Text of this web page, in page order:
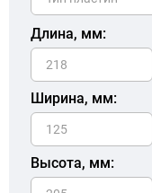
Длина, мм:
Ширина, мм:
Высота, мм: